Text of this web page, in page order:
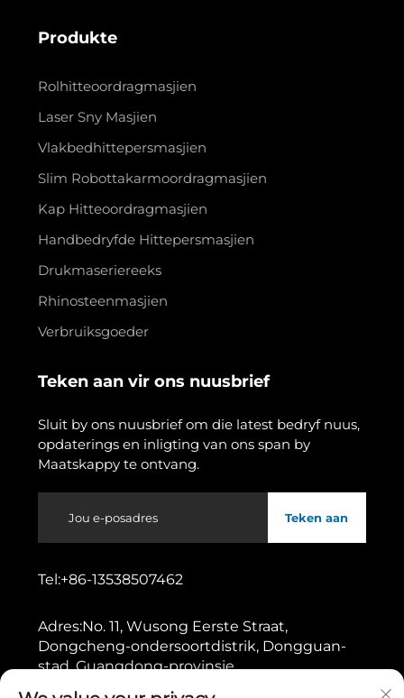
Produkte
Rolhitteoordragmasjien
Laser Sny Masjien
Vlakbedhittepersmasjien
Slim Robottakarmoordragmasjien
Kap Hitteoordragmasjien
Handbedryfde Hittepersmasjien
Drukmaseriereeks
Rhinosteenmasjien
Verbruiksgoeder
Teken aan vir ons nuusbrief
Sluit by ons nuusbrief om die latest bedryf nuus,
opdaterings en inligting van ons span by
Maatskappy te ontvang.
Teken aan
Tel:+86-13538507462
Adres:No. 11, Wusong Eerste Straat,
Dongcheng-ondersoortdistrik, Dongguan-
stad, Guangdong-provinsie